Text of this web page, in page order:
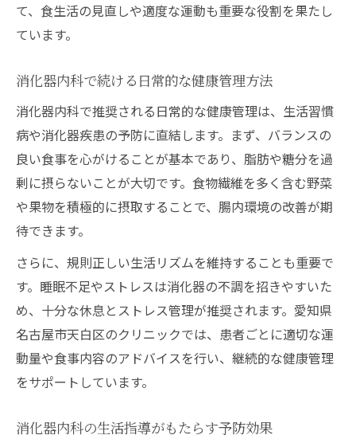
て、食生活の見直しや適度な運動も重要な役割を果たし
ています。
消化器内科で続ける日常的な健康管理方法
消化器内科で推奨される日常的な健康管理は、生活習慣
病や消化器疾患の予防に直結します。まず、バランスの
良い食事を心がけることが基本であり、脂肪や糖分を過
剰に摂らないことが大切です。食物繊維を多く含む野菜
や果物を積極的に摂取することで、腸内環境の改善が期
待できます。
さらに、規則正しい生活リズムを維持することも重要で
す。睡眠不足やストレスは消化器の不調を招きやすいた
め、十分な休息とストレス管理が推奨されます。愛知県
名古屋市天白区のクリニックでは、患者ごとに適切な運
動量や食事内容のアドバイスを行い、継続的な健康管理
をサポートしています。
消化器内科の生活指導がもたらす予防効果